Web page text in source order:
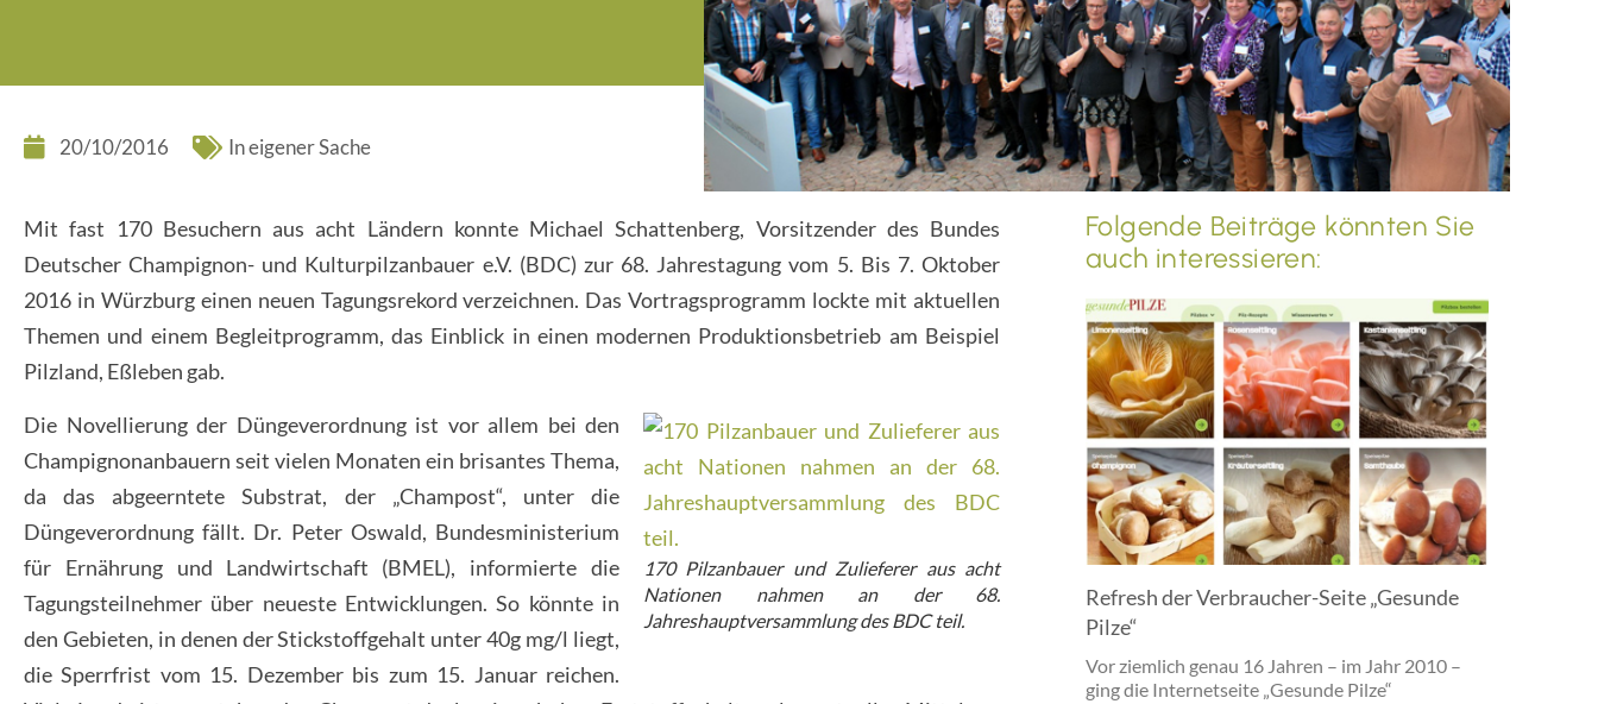
20/10/2016 In eigener Sache
Mit fast 170 Besuchern aus acht Ländern konnte Michael Schattenberg, Vorsitzender des Bundes
Deutscher Champignon- und Kulturpilzanbauer e.V. (BDC) zur 68. Jahrestagung vom 5. Bis 7. Oktober
2016 in Würzburg einen neuen Tagungsrekord verzeichnen. Das Vortragsprogramm lockte mit aktuellen
Themen und einem Begleitprogramm, das Einblick in einen modernen Produktionsbetrieb am Beispiel
Pilzland, Eßleben gab.
170 Pilzanbauer und Zulieferer aus acht
Nationen nahmen an der 68.
Jahreshauptversammlung des BDC teil.
Die Novellierung der Düngeverordnung ist vor allem bei den
Champignonanbauern seit vielen Monaten ein brisantes Thema,
da das abgeerntete Substrat, der „Champost“, unter die
Düngeverordnung fällt. Dr. Peter Oswald, Bundesministerium
für Ernährung und Landwirtschaft (BMEL), informierte die
Tagungsteilnehmer über neueste Entwicklungen. So könnte in
den Gebieten, in denen der Stickstoffgehalt unter 40g mg/l liegt,
die Sperrfrist vom 15. Dezember bis zum 15. Januar reichen.
Folgende Beiträge könnten Sie
auch interessieren:
Refresh der Verbraucher-Seite „Gesunde
Pilze“
Vor ziemlich genau 16 Jahren – im Jahr 2010 –
ging die Internetseite „Gesunde Pilze“